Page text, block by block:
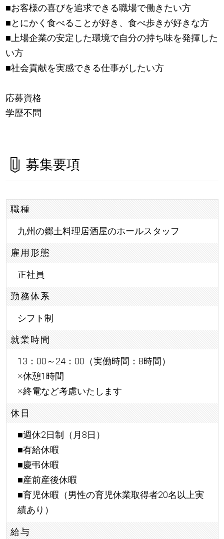
■お客様の喜びを追求できる職場で働きたい方
■とにかく食べることが好き、食べ歩きが好きな方
■上場企業の安定した環境で自分の持ち味を発揮した
い方
■社会貢献を実感できる仕事がしたい方
応募資格
学歴不問
募集要項
職種
九州の郷土料理居酒屋のホールスタッフ
雇用形態
正社員
勤務体系
シフト制
就業時間
13：00～24：00（実働時間：8時間）
※休憩1時間
※終電など考慮いたします
休日
■週休2日制（月8日）
■有給休暇
■慶弔休暇
■産前産後休暇
■育児休暇（男性の育児休業取得者20名以上実
績あり）
給与